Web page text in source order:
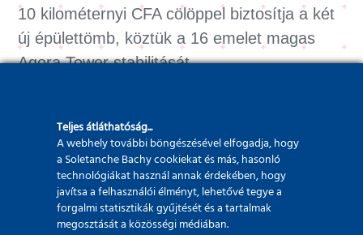
10 kilométernyi CFA cölöppel biztosítja a két
új épülettömb, köztük a 16 emelet magas
Agora Tower stabilitását.
Teljes átláthatóság...
A webhely további böngészésével elfogadja, hogy
a Soletanche Bachy cookiekat és más, hasonló
technológiákat használ annak érdekében, hogy
javítsa a felhasználói élményt, lehetővé tegye a
forgalmi statisztikák gyűjtését és a tartalmak
megosztását a közösségi médiában.